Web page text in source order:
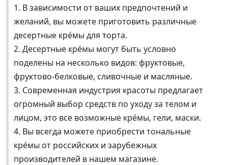
1. В зависимости от ваших предпочтений и
желаний, вы можете приготовить различные
десертные кре́мы для торта.
2. Десертные кре́мы могут быть условно
поделены на несколько видов: фруктовые,
фруктово-белковые, сливочные и масляные.
3. Современная индустрия красоты предлагает
огромный выбор средств по уходу за телом и
лицом, это все возможные кре́мы, гели, маски.
4. Вы всегда можете приобрести тональные
кре́мы от российских и зарубежных
производителей в нашем магазине.